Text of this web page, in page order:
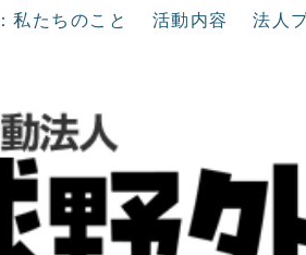
私たちのこと 活動内容 法人